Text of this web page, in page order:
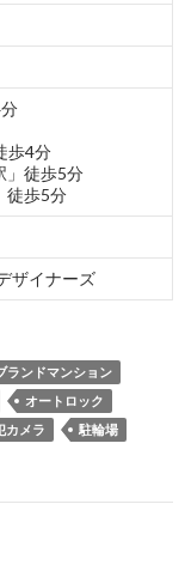
歩4分
」徒歩5分
徒歩5分
ザイナーズ
ランドマンション
オートロック
カメラ 駐輪場